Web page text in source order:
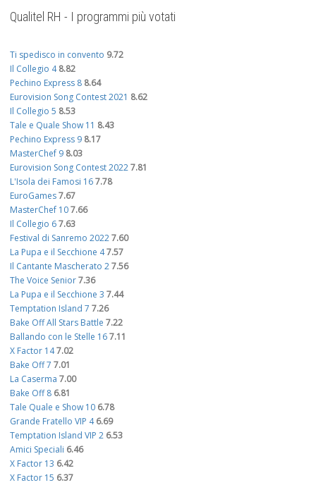
Qualitel RH - I programmi più votati
Ti spedisco in convento 9.72
Il Collegio 4 8.82
Pechino Express 8 8.64
Eurovision Song Contest 2021 8.62
Il Collegio 5 8.53
Tale e Quale Show 11 8.43
Pechino Express 9 8.17
MasterChef 9 8.03
Eurovision Song Contest 20227.81
L'Isola dei Famosi 167.78
EuroGames7.67
MasterChef 107.66
Il Collegio 67.63
Festival di Sanremo 20227.60
La Pupa e il Secchione 47.57
Il Cantante Mascherato 27.56
The Voice Senior7.36
La Pupa e il Secchione 3 7.44
Temptation Island 7 7.26
Bake Off All Stars Battle 7.22
Ballando con le Stelle 167.11
X Factor 147.02
Bake Off 7 7.01
La Caserma 7.00
Bake Off 8 6.81
Tale Quale e Show 10 6.78
Grande Fratello VIP 4 6.69
Temptation Island VIP 2 6.53
Amici Speciali 6.46
X Factor 13 6.42
X Factor 15 6.37